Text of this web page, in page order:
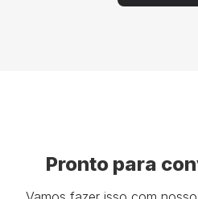
Pronto para